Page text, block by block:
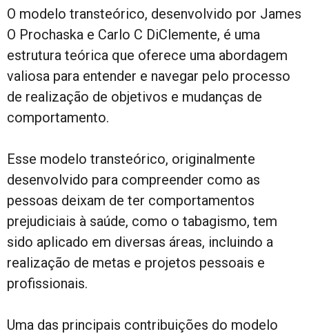
O modelo transteórico, desenvolvido por James
O Prochaska e Carlo C DiClemente, é uma
estrutura teórica que oferece uma abordagem
valiosa para entender e navegar pelo processo
de realização de objetivos e mudanças de
comportamento.
Esse modelo transteórico, originalmente
desenvolvido para compreender como as
pessoas deixam de ter comportamentos
prejudiciais à saúde, como o tabagismo, tem
sido aplicado em diversas áreas, incluindo a
realização de metas e projetos pessoais e
profissionais.
Uma das principais contribuições do modelo